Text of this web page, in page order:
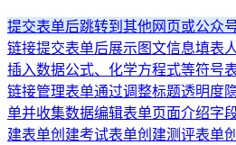
提交表单后跳转到其他网页或公众
链接提交表单后展示图文信息填表
插入数据公式、化学方程式等符号
链接管理表单通过调整标题透明度
单并收集数据编辑表单页面介绍字
建表单创建考试表单创建测评表单